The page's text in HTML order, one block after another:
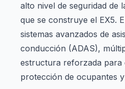
alto nivel de seguridad de
que se construye el EX5.
sistemas avanzados de
conducción (ADAS),
estructura reforzada para
protección de ocupantes